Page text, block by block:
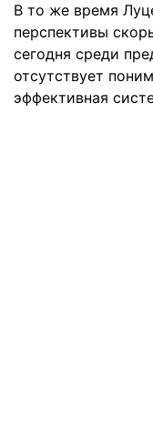
В то же время
перспективы
сегодня среди
отсутствует
эффективная